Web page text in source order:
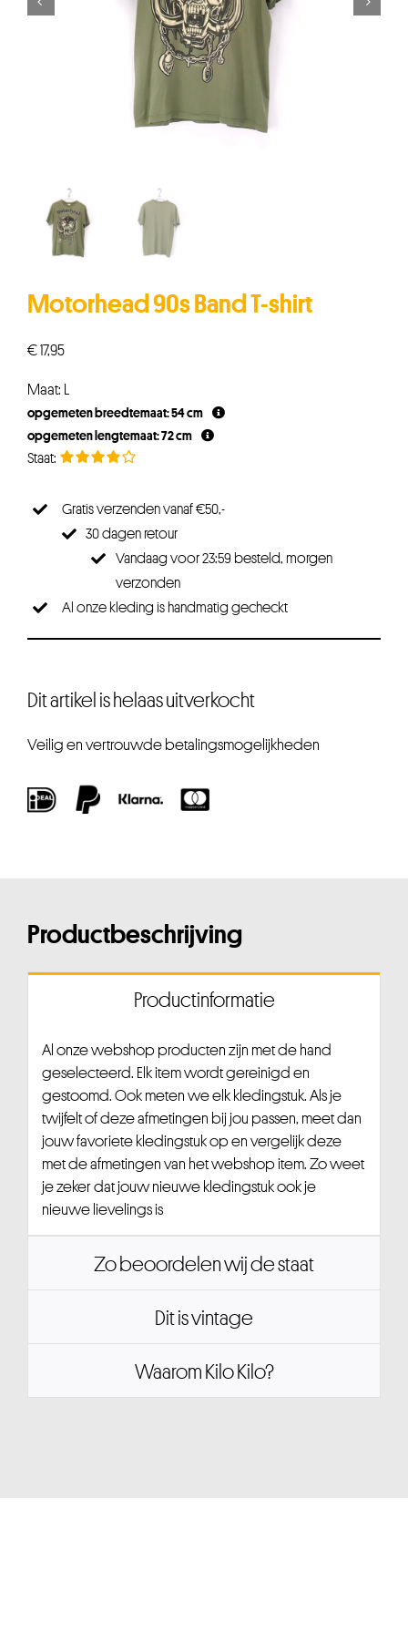
Motorhead 90s Band T-shirt
€17,95
Maat: L
opgemeten breedtemaat: 54 cm
opgemeten lengtemaat: 72 cm
Gratis verzenden vanaf €50,-
30 dagen retour
Vandaag voor 23:59 besteld, morgen
verzonden
Al onze kleding is handmatig gecheckt
Dit artikel is helaas uitverkocht
Veilig en vertrouwde betalingsmogelijkheden
Productbeschrijving
Productinformatie
Al onze webshop producten zijn met de hand
geselecteerd. Elk item wordt gereinigd en
gestoomd. Ook meten we elk kledingstuk. Als je
twijfelt of deze afmetingen bij jou passen, meet dan
jouw favoriete kledingstuk op en vergelijk deze
met de afmetingen van het webshop item. Zo weet
je zeker dat jouw nieuwe kledingstuk ook je
nieuwe lievelings is
Zo beoordelen wij de staat
Dit is vintage
Waarom Kilo Kilo?